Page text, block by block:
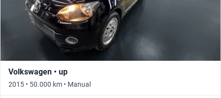
Volkswagen • up
2015 • 50.000 km • Manual